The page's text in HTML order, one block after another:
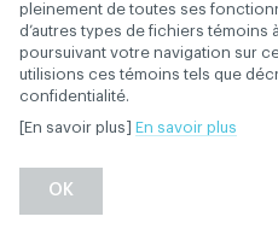
Si le message d’erreur
renseignements que les
patient, le Réseau ACDQ,
514-282-1425
résolution de votre
pleinement de toutes ses
d’autres types de fichiers témoins
poursuivant votre navigation sur
utilisions ces témoins tels que
confidentialité.
[En savoir plus] En savoir plus
OK